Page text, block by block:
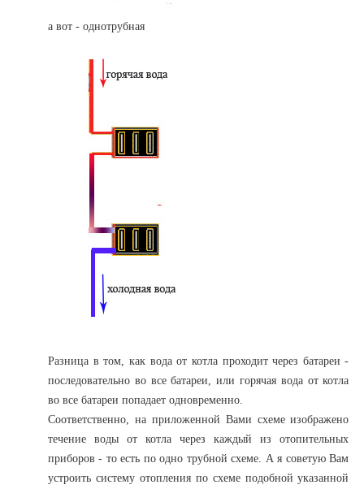
а вот - однотрубная
Разница в том, как вода от котла проходит через батареи -
последовательно во все батареи, или горячая вода от котла
во все батареи попадает одновременно.
Соответственно, на приложенной Вами схеме изображено
течение воды от котла через каждый из отопительных
приборов - то есть по одно трубной схеме. А я советую Вам
устроить систему отопления по схеме подобной указанной